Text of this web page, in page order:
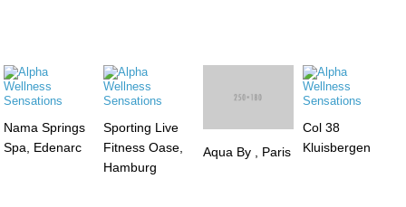
Nama Springs
Spa, Edenarc
Sporting Live
Fitness Oase,
Hamburg
Aqua By , Paris
Col 38
Kluisbergen